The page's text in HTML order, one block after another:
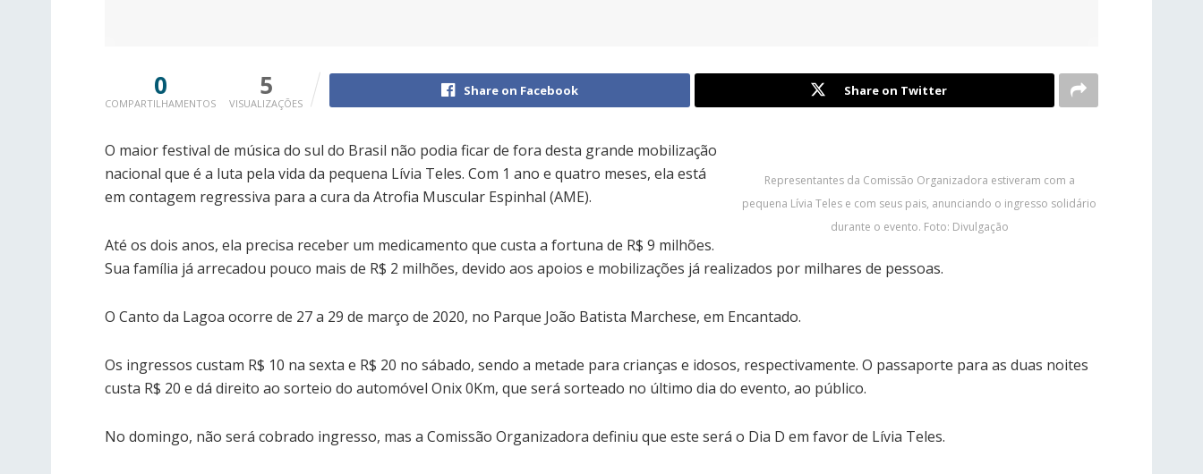
0
COMPARTILHAMENTOS
5
VISUALIZAÇÕES
Share on Facebook Share on Twitter
Representantes da Comissão Organizadora estiveram com a
pequena Lívia Teles e com seus pais, anunciando o ingresso solidário
durante o evento. Foto: Divulgação
O maior festival de música do sul do Brasil não podia ficar de fora desta grande mobilização
nacional que é a luta pela vida da pequena Lívia Teles. Com 1 ano e quatro meses, ela está
em contagem regressiva para a cura da Atrofia Muscular Espinhal (AME).
Até os dois anos, ela precisa receber um medicamento que custa a fortuna de R$ 9 milhões.
Sua família já arrecadou pouco mais de R$ 2 milhões, devido aos apoios e mobilizações já realizados por milhares de pessoas.
O Canto da Lagoa ocorre de 27 a 29 de março de 2020, no Parque João Batista Marchese, em Encantado.
Os ingressos custam R$ 10 na sexta e R$ 20 no sábado, sendo a metade para crianças e idosos, respectivamente. O passaporte para as duas noites
custa R$ 20 e dá direito ao sorteio do automóvel Onix 0Km, que será sorteado no último dia do evento, ao público.
No domingo, não será cobrado ingresso, mas a Comissão Organizadora definiu que este será o Dia D em favor de Lívia Teles.